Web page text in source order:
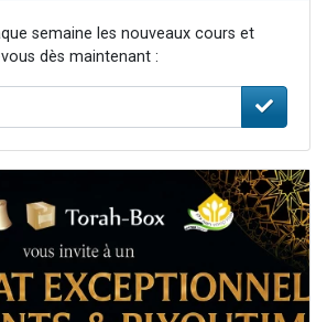
semaine les nouveaux cours et
dès maintenant :